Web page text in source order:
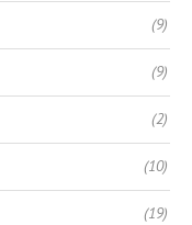
(9)
(9)
(2)
(10)
(19)